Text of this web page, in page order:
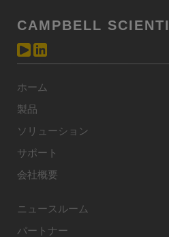
CAMPBELL
ホーム
製品
ソリューション
サポート
会社概要
ニュースルーム
パートナー